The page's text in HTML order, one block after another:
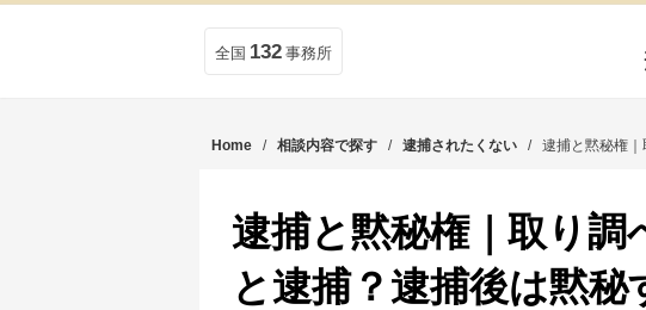
全国 132 事務所
Home / 相談内容で探す / 逮捕されたくない / 逮捕と黙秘権
逮捕と黙秘権｜取り調
と逮捕？逮捕後は黙